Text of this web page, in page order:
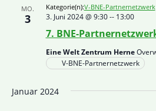
MO.
3
7. BNE-
3. Juni 2024 @ 9:30-- 13:00
Kategorie(n):V-BNE-Partnernetzwerk
Eine Welt Zentrum Herne
V-BNE-Partnernetzwerk
Januar 2024